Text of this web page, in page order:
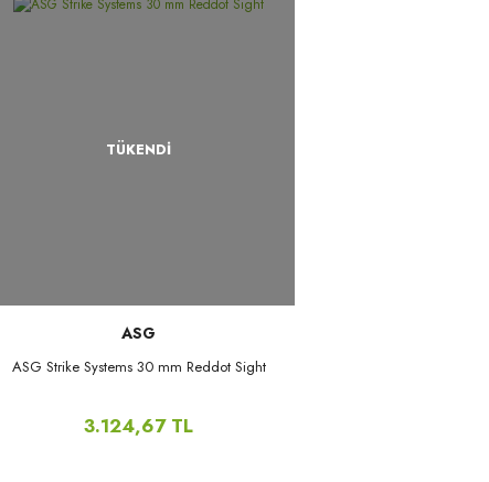
TÜKENDİ
ASG
ASG Strike Systems 30 mm Reddot Sight
3.124,67 TL